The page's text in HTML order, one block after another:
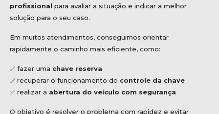
profissional para avaliar a situação e indicar a melhor
solução para o seu caso.
Em muitos atendimentos, conseguimos orientar
rapidamente o caminho mais eficiente, como:
✅ fazer uma chave reserva
✅ recuperar o funcionamento do controle da chave
✅ realizar a abertura do veículo com segurança
O objetivo é resolver o problema com rapidez e evitar